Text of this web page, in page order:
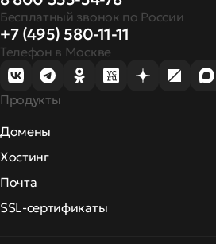
Бесплатный звонок по России
+7 (495) 580-11-11
Телефон в Москве
Продукты
Домены
Хостинг
Почта
SSL-сертификаты